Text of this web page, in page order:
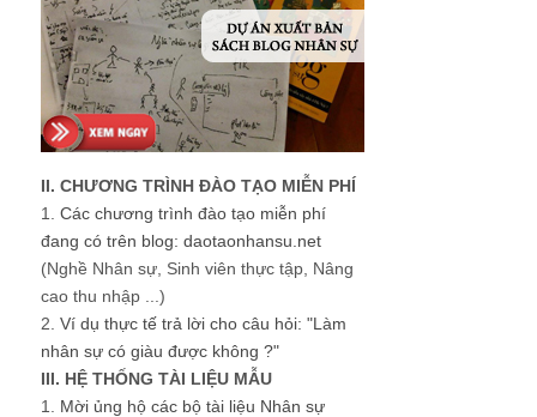
II. CHƯƠNG TRÌNH ĐÀO TẠO MIỄN PHÍ
1. Các chương trình đào tạo miễn phí
đang có trên blog: daotaonhansu.net
(Nghề Nhân sự, Sinh viên thực tập, Nâng
cao thu nhập ...)
2. Ví dụ thực tế trả lời cho câu hỏi: "Làm
nhân sự có giàu được không ?"
III. HỆ THỐNG TÀI LIỆU MẪU
1. Mời ủng hộ các bộ tài liệu Nhân sự